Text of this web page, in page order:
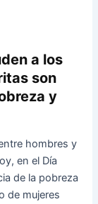
a los
son
y
hombres y
en el Día
de la pobreza
de mujeres